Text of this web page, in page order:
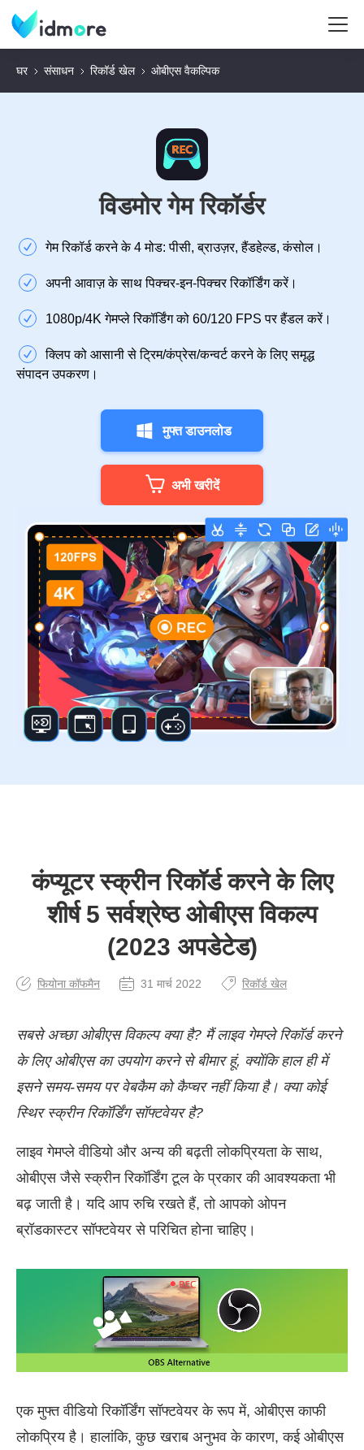
घर संसाधन रिकॉर्ड खेल ओबीएस वैकल्पिक
विडमोर गेम रिकॉर्डर
गेम रिकॉर्ड करने के 4 मोड: पीसी, ब्राउज़र, हैंडहेल्ड, कंसोल।
अपनी आवाज़ के साथ पिक्चर-इन-पिक्चर रिकॉर्डिंग करें।
1080p/4K गेमप्ले रिकॉर्डिंग को 60/120 FPS पर हैंडल करें।
क्लिप को आसानी से ट्रिम/कंप्रेस/कन्वर्ट करने के लिए समृद्ध
संपादन उपकरण।
मुफ्त डाउनलोड
अभी खरीदें
कंप्यूटर स्क्रीन रिकॉर्ड करने के लिए
शीर्ष 5 सर्वश्रेष्ठ ओबीएस विकल्प
(2023 अपडेटेड)
फियोना कॉफमैन 31 मार्च 2022 रिकॉर्ड खेल
सबसे अच्छा ओबीएस विकल्प क्या है? मैं लाइव गेमप्ले रिकॉर्ड करने
के लिए ओबीएस का उपयोग करने से बीमार हूं, क्योंकि हाल ही में
इसने समय-समय पर वेबकैम को कैप्चर नहीं किया है। क्या कोई
स्थिर स्क्रीन रिकॉर्डिंग सॉफ्टवेयर है?
लाइव गेमप्ले वीडियो और अन्य की बढ़ती लोकप्रियता के साथ,
ओबीएस जैसे स्क्रीन रिकॉर्डिंग टूल के प्रकार की आवश्यकता भी
बढ़ जाती है। यदि आप रुचि रखते हैं, तो आपको ओपन
ब्रॉडकास्टर सॉफ्टवेयर से परिचित होना चाहिए।
एक मुफ्त वीडियो रिकॉर्डिंग सॉफ्टवेयर के रूप में, ओबीएस काफी
लोकप्रिय है। हालांकि, कुछ खराब अनुभव के कारण, कई ओबीएस